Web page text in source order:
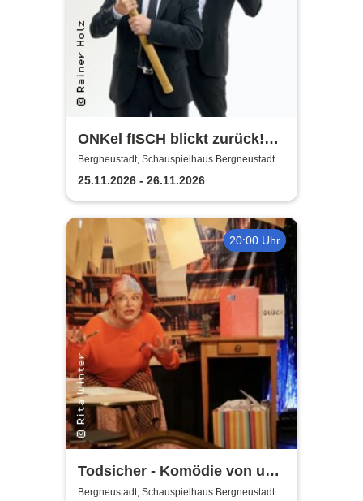
ONKel fISCH blickt zurück!
Der satirische
Jahresrückblick
Bergneustadt, Schauspielhaus Bergneustadt
25.11.2026 - 26.11.2026
20:00 Uhr
Todsicher - Komödie von und
mit Rita Winter
Bergneustadt, Schauspielhaus Bergneustadt